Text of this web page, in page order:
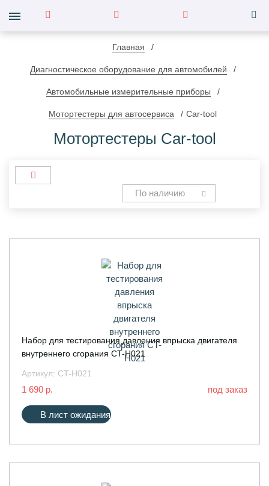
Главная
Диагностическое оборудование для автомобилей
Автомобильные измерительные приборы
Мотортестеры для автосервиса Car-tool
Мотортестеры Car-tool
По наличию
Набор для тестирования давления впрыска двигателя
внутреннего сгорания CT-H021
Артикул: CT-H021
1 690 р. под заказ
В лист ожидания